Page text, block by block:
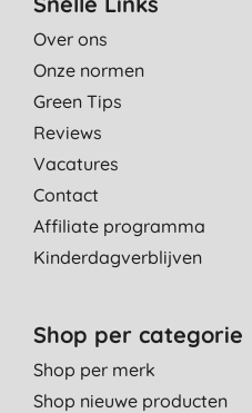
Over ons
Onze normen
Green Tips
Reviews
Vacatures
Contact
Affiliate programma
Kinderdagverblijven
Shop per categorie
Shop per merk
Shop nieuwe producten